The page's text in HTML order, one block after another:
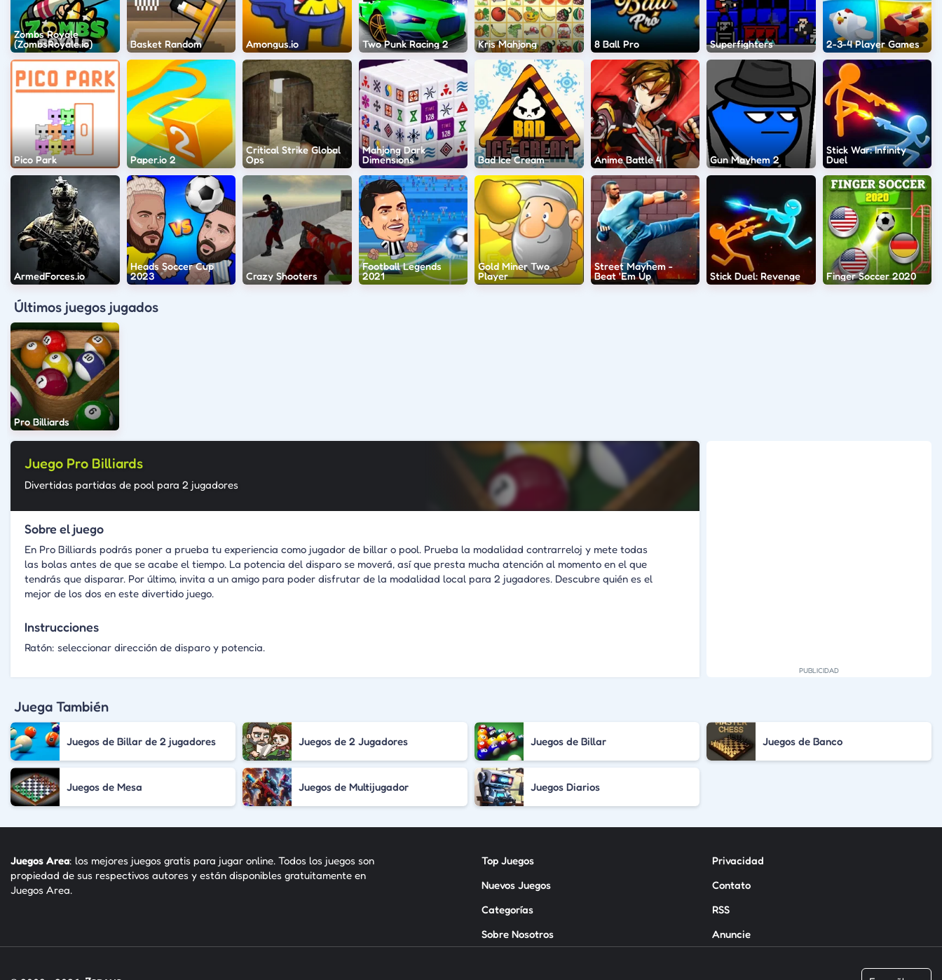
Zombs Royale
(ZombsRoyale.io)
Basket Random Amongus.io Two Punk Racing 2 Kris Mahjong 8 Ball Pro Superfighters 2-3-4 Player Games
Pico Park Paper.io 2
Critical Strike Global
Ops
Mahjong Dark
Dimensions
Bad Ice Cream Anime Battle 4 Gun Mayhem 2
Stick War: Infinity
Duel
ArmedForces.io
Heads Soccer Cup
2023
Crazy Shooters
Football Legends
2021
Gold Miner Two
Player
Street Mayhem -
Beat 'Em Up
Stick Duel: Revenge Finger Soccer 2020
Últimos juegos jugados
Pro Billiards
Juego Pro Billiards
Divertidas partidas de pool para 2 jugadores
Sobre el juego
En Pro Billiards podrás poner a prueba tu experiencia como jugador de billar o pool. Prueba la modalidad contrarreloj y mete todas
las bolas antes de que se acabe el tiempo. La potencia del disparo se moverá, así que presta mucha atención al momento en el que
tendrás que disparar. Por último, invita a un amigo para poder disfrutar de la modalidad local para 2 jugadores. Descubre quién es el
mejor de los dos en este divertido juego.
Instrucciones
Ratón: seleccionar dirección de disparo y potencia.
Juega También
Juegos de Billar de 2 jugadores Juegos de 2 Jugadores Juegos de Billar Juegos de Banco
Juegos de Mesa Juegos de Multijugador Juegos Diarios
Top Juegos
Nuevos Juegos
Categorías
Sobre Nosotros
Privacidad
Contato
RSS
Anuncie
Juegos Area: los mejores juegos gratis para jugar online. Todos los juegos son
propiedad de sus respectivos autores y están disponibles gratuitamente en
Juegos Area.